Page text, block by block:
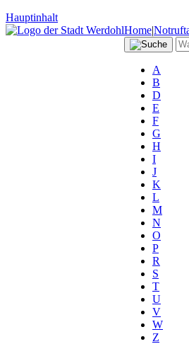
Hauptinhalt
Home|
A
B
D
E
F
G
H
I
J
K
L
M
N
O
P
R
S
T
U
V
W
Z